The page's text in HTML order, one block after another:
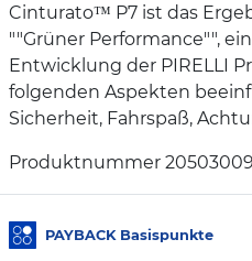
Cinturato™ P7 ist das
""Grüner Performance"",
Entwicklung der PIRELLI
folgenden Aspekten
Sicherheit, Fahrspaß,
Produktnummer
PAYBACK Basispunkte